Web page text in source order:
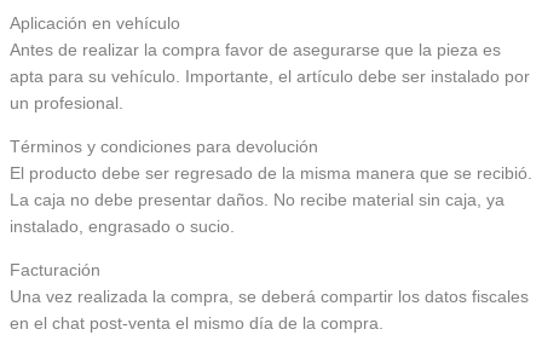
Aplicación en vehículo
Antes de realizar la compra favor de asegurarse que la pieza es
apta para su vehículo. Importante, el artículo debe ser instalado por
un profesional.
Términos y condiciones para devolución
El producto debe ser regresado de la misma manera que se recibió.
La caja no debe presentar daños. No recibe material sin caja, ya
instalado, engrasado o sucio.
Facturación
Una vez realizada la compra, se deberá compartir los datos fiscales
en el chat post-venta el mismo día de la compra.